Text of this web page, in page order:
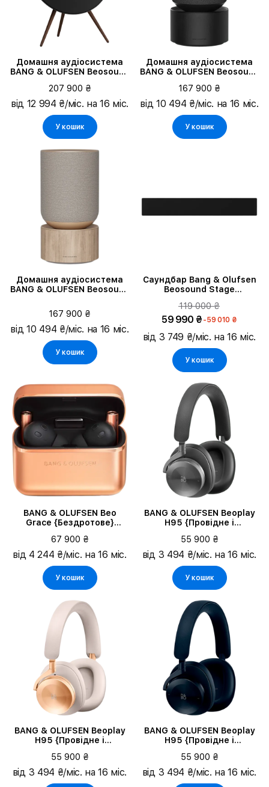
Домашня аудіосистема
BANG & OLUFSEN Beosound
(1200632)
207 900 ₴
від 12 994 ₴/міс. на 16 міс.
У кошик
Домашня аудіосистема
BANG & OLUFSEN Beosound
167 900 ₴
від 10 494 ₴/міс. на 16 міс.
У кошик
Домашня аудіосистема
BANG & OLUFSEN Beosound
167 900 ₴
від 10 494 ₴/міс. на 16 міс.
У кошик
Саундбар Bang & Olufsen
Beosound Stage
119 000 ₴
59 990 ₴ -59 010 ₴
від 3 749 ₴/міс. на 16 міс.
У кошик
BANG & OLUFSEN Beo
Grace {Бездротове}
67 900 ₴
від 4 244 ₴/міс. на 16 міс.
У кошик
BANG & OLUFSEN Beoplay
H95 {Провідне і
Чорний
55 900 ₴
від 3 494 ₴/міс. на 16 міс.
У кошик
BANG & OLUFSEN Beoplay
H95 {Провідне і
Gold Tone
55 900 ₴
від 3 494 ₴/міс. на 16 міс.
BANG & OLUFSEN Beoplay
H95 {Провідне і
Темно-синій
55 900 ₴
від 3 494 ₴/міс. на 16 міс.